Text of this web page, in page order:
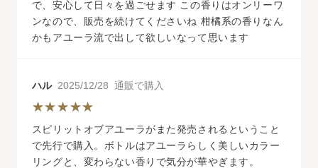
で、安心して日々を過ごせます この香りはオンリーワ
ンなので、販売を続けてくださいね 柑橘系の香りなん
かもアユーラ流で出して欲しいなって思います
ハル2025/12/28 通販で購入
スピリットオブアユーラがまた発売されるということ
で先行で購入。ボトルはアユーラらしく美しいカラー
リングと、変わらない香りで気分が華やぎます。